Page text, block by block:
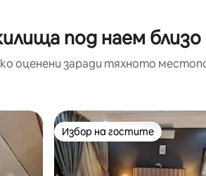
под наем
оценени заради тяхното
Избор на гостите
Избор на гостите